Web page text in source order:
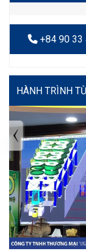
+84 90 33
Tuyển dụng: